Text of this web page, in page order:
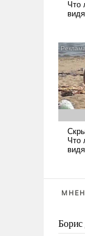
Борис